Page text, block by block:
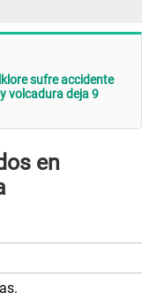
sufre accidente
volcadura deja 9
en